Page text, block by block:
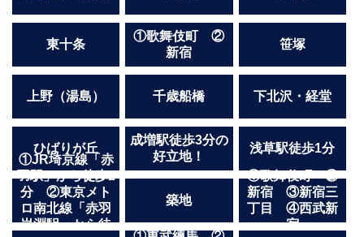
東十条
①歌舞伎町 ②
新宿
笹塚
上野（湯島） 千歳船橋 下北沢・経堂
ひばりが丘
成増駅徒歩3分の
好立地！
浅草駅徒歩1分
①JR埼京線「赤
羽駅」から徒歩2
分 ②東京メト
ロ南北線「赤羽
岩淵駅」から徒
築地
①歌舞伎町 ②
新宿 ③新宿三
丁目 ④西武新
宿